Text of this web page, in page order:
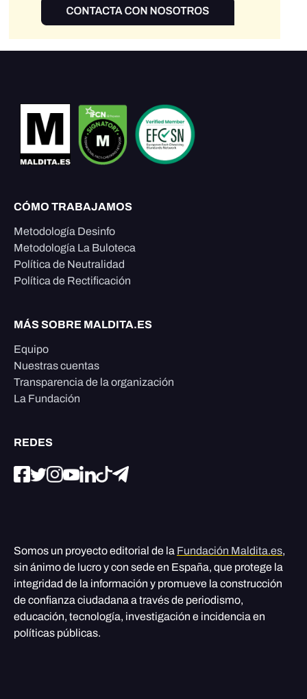
CÓMO TRABAJAMOS
Metodología Desinfo
Metodología La Buloteca
Política de Neutralidad
Política de Rectificación
MÁS SOBRE MALDITA.ES
Equipo
Nuestras cuentas
Transparencia de la organización
La Fundación
REDES
Somos un proyecto editorial de la Fundación Maldita.es,
sin ánimo de lucro y con sede en España, que protege la
integridad de la información y promueve la construcción
de confianza ciudadana a través de periodismo,
educación, tecnología, investigación e incidencia en
políticas públicas.